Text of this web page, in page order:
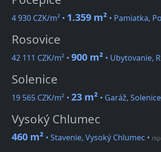
4 930 CZK/m² • 1.359 m² • Pamiatka,
Rosovice
42 111 CZK/m² • 900 m² • Ubytovanie,
Solenice
19 565 CZK/m² • 23 m² • Garáž, Solenice
Vysoký Chlumec
460 m² • Stavenie, Vysoký Chlumec •